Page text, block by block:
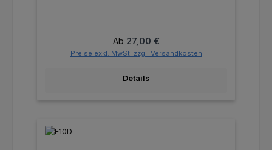
Regulärer Preis:
Ab 27,00 €
Preise exkl. MwSt. zzgl. Versandkosten
Details